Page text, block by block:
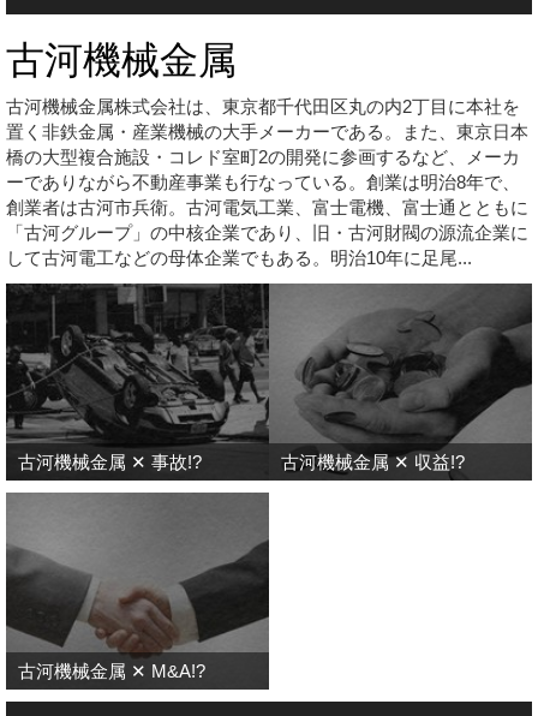
古河機械金属
古河機械金属株式会社は、東京都千代田区丸の内2丁目に本社を
置く非鉄金属・産業機械の大手メーカーである。また、東京日本
橋の大型複合施設・コレド室町2の開発に参画するなど、メーカ
ーでありながら不動産事業も行なっている。創業は明治8年で、
創業者は古河市兵衛。古河電気工業、富士電機、富士通とともに
「古河グループ」の中核企業であり、旧・古河財閥の源流企業に
して古河電工などの母体企業でもある。明治10年に足尾...
古河機械金属 ✕ 事故!? 古河機械金属 ✕ 収益!?
古河機械金属 ✕ M&A!?